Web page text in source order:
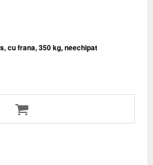
cu frana, 350 kg, neechipat